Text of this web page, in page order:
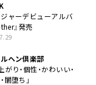
ャーデビューアルバ
』発売
ヘン倶楽部
がり・個性・かわいい・
闇堕ち」